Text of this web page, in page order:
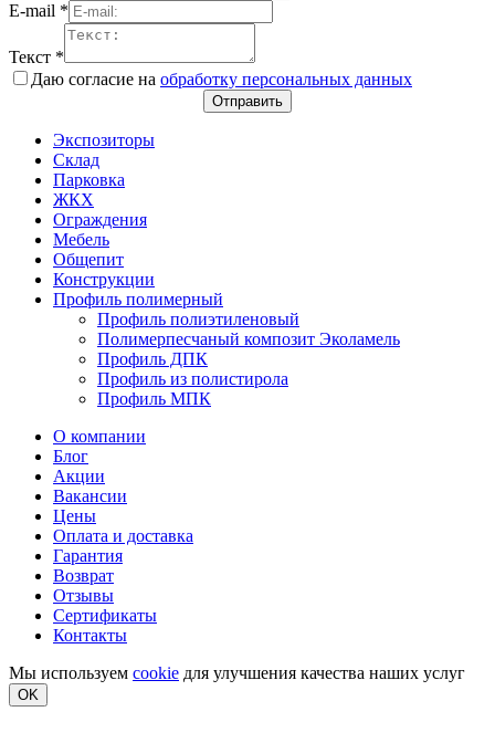
E-mail *
Текст *
Даю согласие на обработку персональных данных
Отправить
Экспозиторы
Склад
Парковка
ЖКХ
Ограждения
Мебель
Общепит
Конструкции
Профиль полимерный
Профиль полиэтиленовый
Полимерпесчаный композит Эколамель
Профиль ДПК
Профиль из полистирола
Профиль МПК
О компании
Блог
Акции
Вакансии
Цены
Оплата и доставка
Гарантия
Возврат
Отзывы
Сертификаты
Контакты
Мы используем cookie для улучшения качества наших услуг
OK